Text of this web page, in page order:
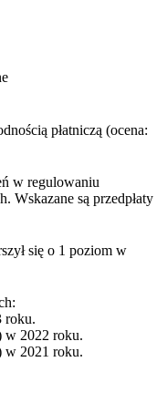
płatniczą (ocena:
w regulowaniu
Wskazane są przedpłaty
się o 1 poziom w
roku.
w 2022 roku.
w 2021 roku.